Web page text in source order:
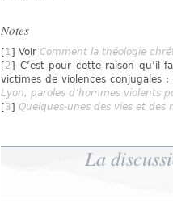
Notes
[1] Voir Comment la théologie
[2] C’est pour cette raison qu’il
victimes de violences conjugales
Lyon, paroles d’hommes violents
[3] Quelques-unes des vies et des
La